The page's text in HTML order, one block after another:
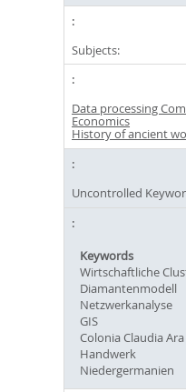
Subjects:
Data processing
Economics
History of ancient
Uncontrolled
Keywords
Wirtschaftliche
Diamantenmodell
Netzwerkanalyse
GIS
Colonia Claudia
Handwerk
Niedergermanien